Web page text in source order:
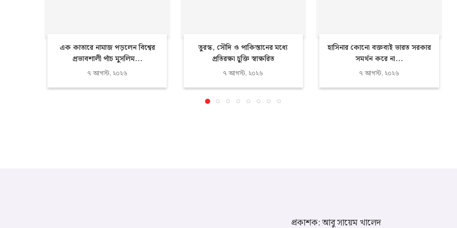
এক কাতারে নামাজ পড়লেন বিশ্বের
প্রভাবশালী পাঁচ মুসলিম...
৭ আগস্ট, ২০২৬
তুরস্ক, সৌদি ও পাকিস্তানের মধ্যে
প্রতিরক্ষা চুক্তি স্বাক্ষরিত
৭ আগস্ট, ২০২৬
হাসিনার কোনো বক্তব্যই ভারত সরকার
সমর্থন করে না...
৭ আগস্ট, ২০২৬
প্রকাশক: আবু সায়েম খালেদ